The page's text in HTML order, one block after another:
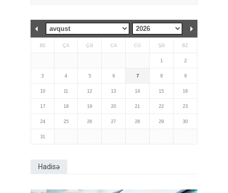
BE ÇA ÇƏ CA CÜ ŞƏ BZ
1 2
3 4 5 6 7 8 9
10 11 12 13 14 15 16
17 18 19 20 21 22 23
24 25 26 27 28 29 30
31
Hadisə